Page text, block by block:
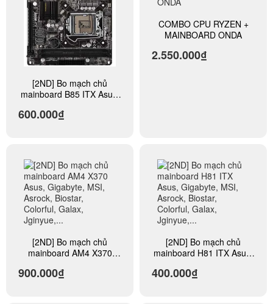
[2ND] Bo mạch chủ
mainboard B85 ITX Asus,
Biostar, Colorful, Galax,
600.000₫
COMBO CPU RYZEN +
MAINBOARD ONDA
2.550.000₫
[2ND] Bo mạch chủ
mainboard AM4 X370
Asrock, Biostar, Colorful,
900.000₫
[2ND] Bo mạch chủ
mainboard H81 ITX Asus,
Biostar, Colorful, Galax,
400.000₫